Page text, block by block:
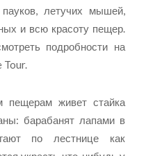
летучих мышей,
и всю красоту пещер.
подробности на
Tour.
пещерам живет стайка
барабанят лапами в
по лестнице как